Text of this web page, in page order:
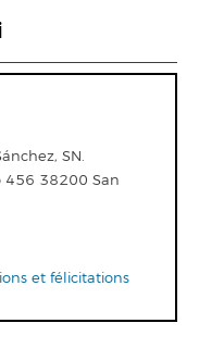
SN.
456 38200 San
et félicitations